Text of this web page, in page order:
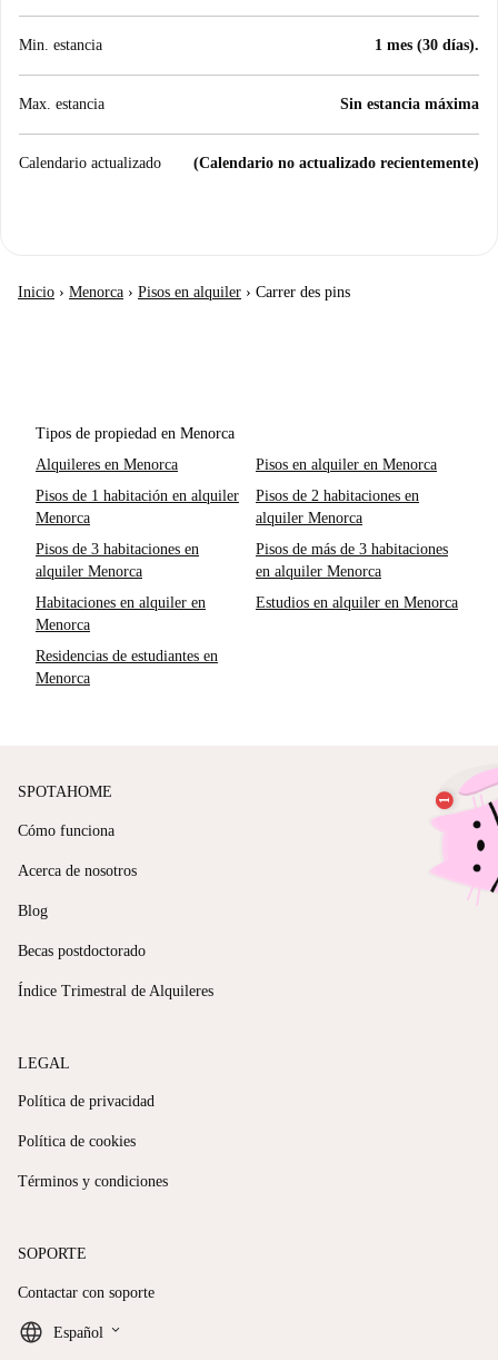
Min. estancia 1 mes (30 días).
Max. estancia Sin estancia máxima
Calendario actualizado (Calendario no actualizado recientemente)
Inicio › Menorca › Pisos en alquiler › Carrer des pins
Tipos de propiedad en Menorca
Alquileres en Menorca
Pisos en alquiler en Menorca
Pisos de 1 habitación en alquiler
Menorca
Pisos de 2 habitaciones en
alquiler Menorca
Pisos de 3 habitaciones en
alquiler Menorca
Pisos de más de 3 habitaciones
en alquiler Menorca
Habitaciones en alquiler en
Menorca
Estudios en alquiler en Menorca
Residencias de estudiantes en
Menorca
SPOTAHOME
Cómo funciona
Acerca de nosotros
Blog
Becas postdoctorado
Índice Trimestral de Alquileres
LEGAL
Política de privacidad
Política de cookies
Términos y condiciones
SOPORTE
Contactar con soporte
Español keyboard_arrow_down